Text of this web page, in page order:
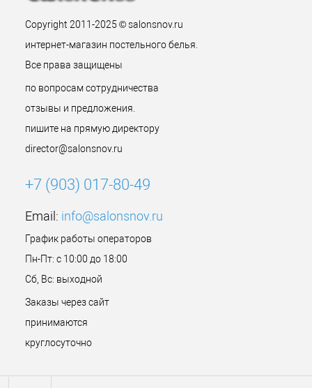
Copyright 2011-2025 © salonsnov.ru
интернет-магазин постельного белья.
Все права защищены
по вопросам сотрудничества
отзывы и предложения.
пишите на прямую директору
director@salonsnov.ru
+7 (903) 017-80-49
Email: info@salonsnov.ru
График работы операторов
Пн-Пт: с 10:00 до 18:00
Сб, Вс: выходной
Заказы через сайт
принимаются
круглосуточно